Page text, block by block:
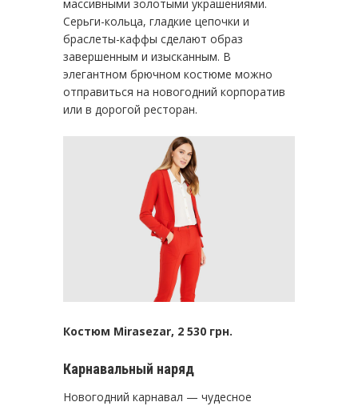
массивными золотыми украшениями.
Серьги-кольца, гладкие цепочки и
браслеты-каффы сделают образ
завершенным и изысканным. В
элегантном брючном костюме можно
отправиться на новогодний корпоратив
или в дорогой ресторан.
Костюм Mirasezar, 2 530 грн.
Карнавальный наряд
Новогодний карнавал — чудесное